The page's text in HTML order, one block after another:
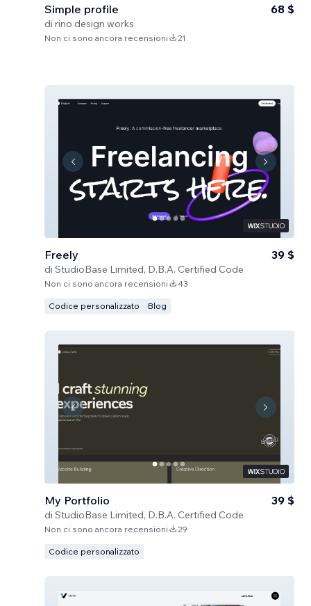
Simple profile
di rino design works
68 $
Non ci sono ancora recensioni 21
Freely
di StudioBase Limited, D.B.A. Certified Code
39 $
Non ci sono ancora recensioni 43
Codice personalizzato Blog
My Portfolio
di StudioBase Limited, D.B.A. Certified Code
39 $
Non ci sono ancora recensioni 29
Codice personalizzato